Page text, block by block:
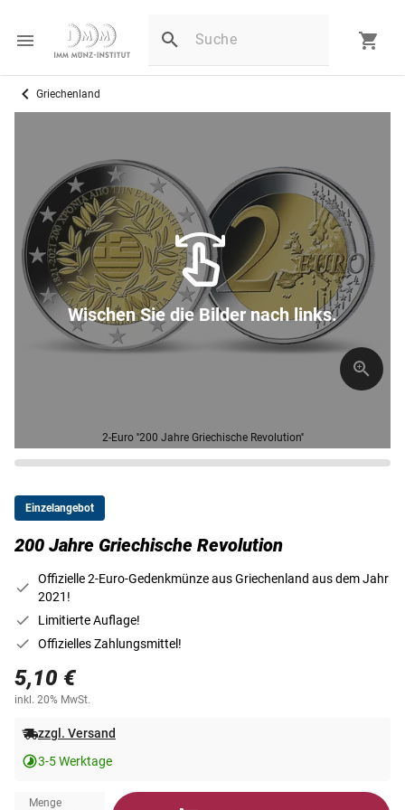
Griechenland
2-Euro ''200 Jahre Griechische Revolution''
Wischen Sie die Bilder nach links.
Einzelangebot
200 Jahre Griechische Revolution
Offizielle 2-Euro-Gedenkmünze aus Griechenland aus dem Jahr
2021!
Limitierte Auflage!
Offizielles Zahlungsmittel!
5,10 €
inkl. 20% MwSt.
zzgl. Versand
3-5 Werktage
Menge